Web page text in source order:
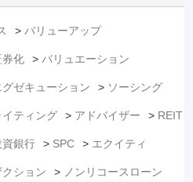
バリューアップ
券化 バリュエーション
グゼキューション ソーシング
ティング アドバイザー REIT
資銀行 SPC エクイティ
クション ノンリコースローン